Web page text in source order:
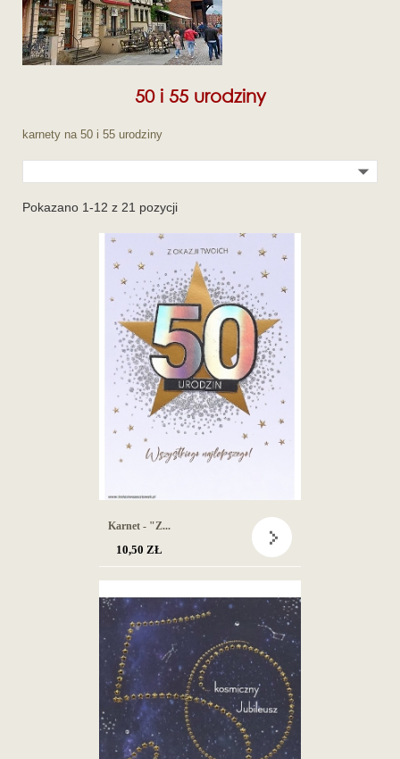
50 i 55 urodziny
karnety na 50 i 55 urodziny

Pokazano 1-12 z 21 pozycji
Karnet - "Z...
10,50 ZŁ